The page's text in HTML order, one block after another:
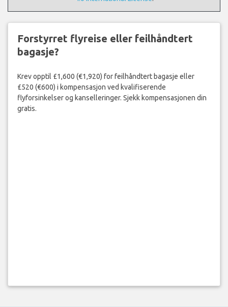
Forstyrret flyreise eller feilhåndtert
bagasje?
Krev opptil £1,600 (€1,920) for feilhåndtert bagasje eller
£520 (€600) i kompensasjon ved kvalifiserende
flyforsinkelser og kanselleringer. Sjekk kompensasjonen din
gratis.